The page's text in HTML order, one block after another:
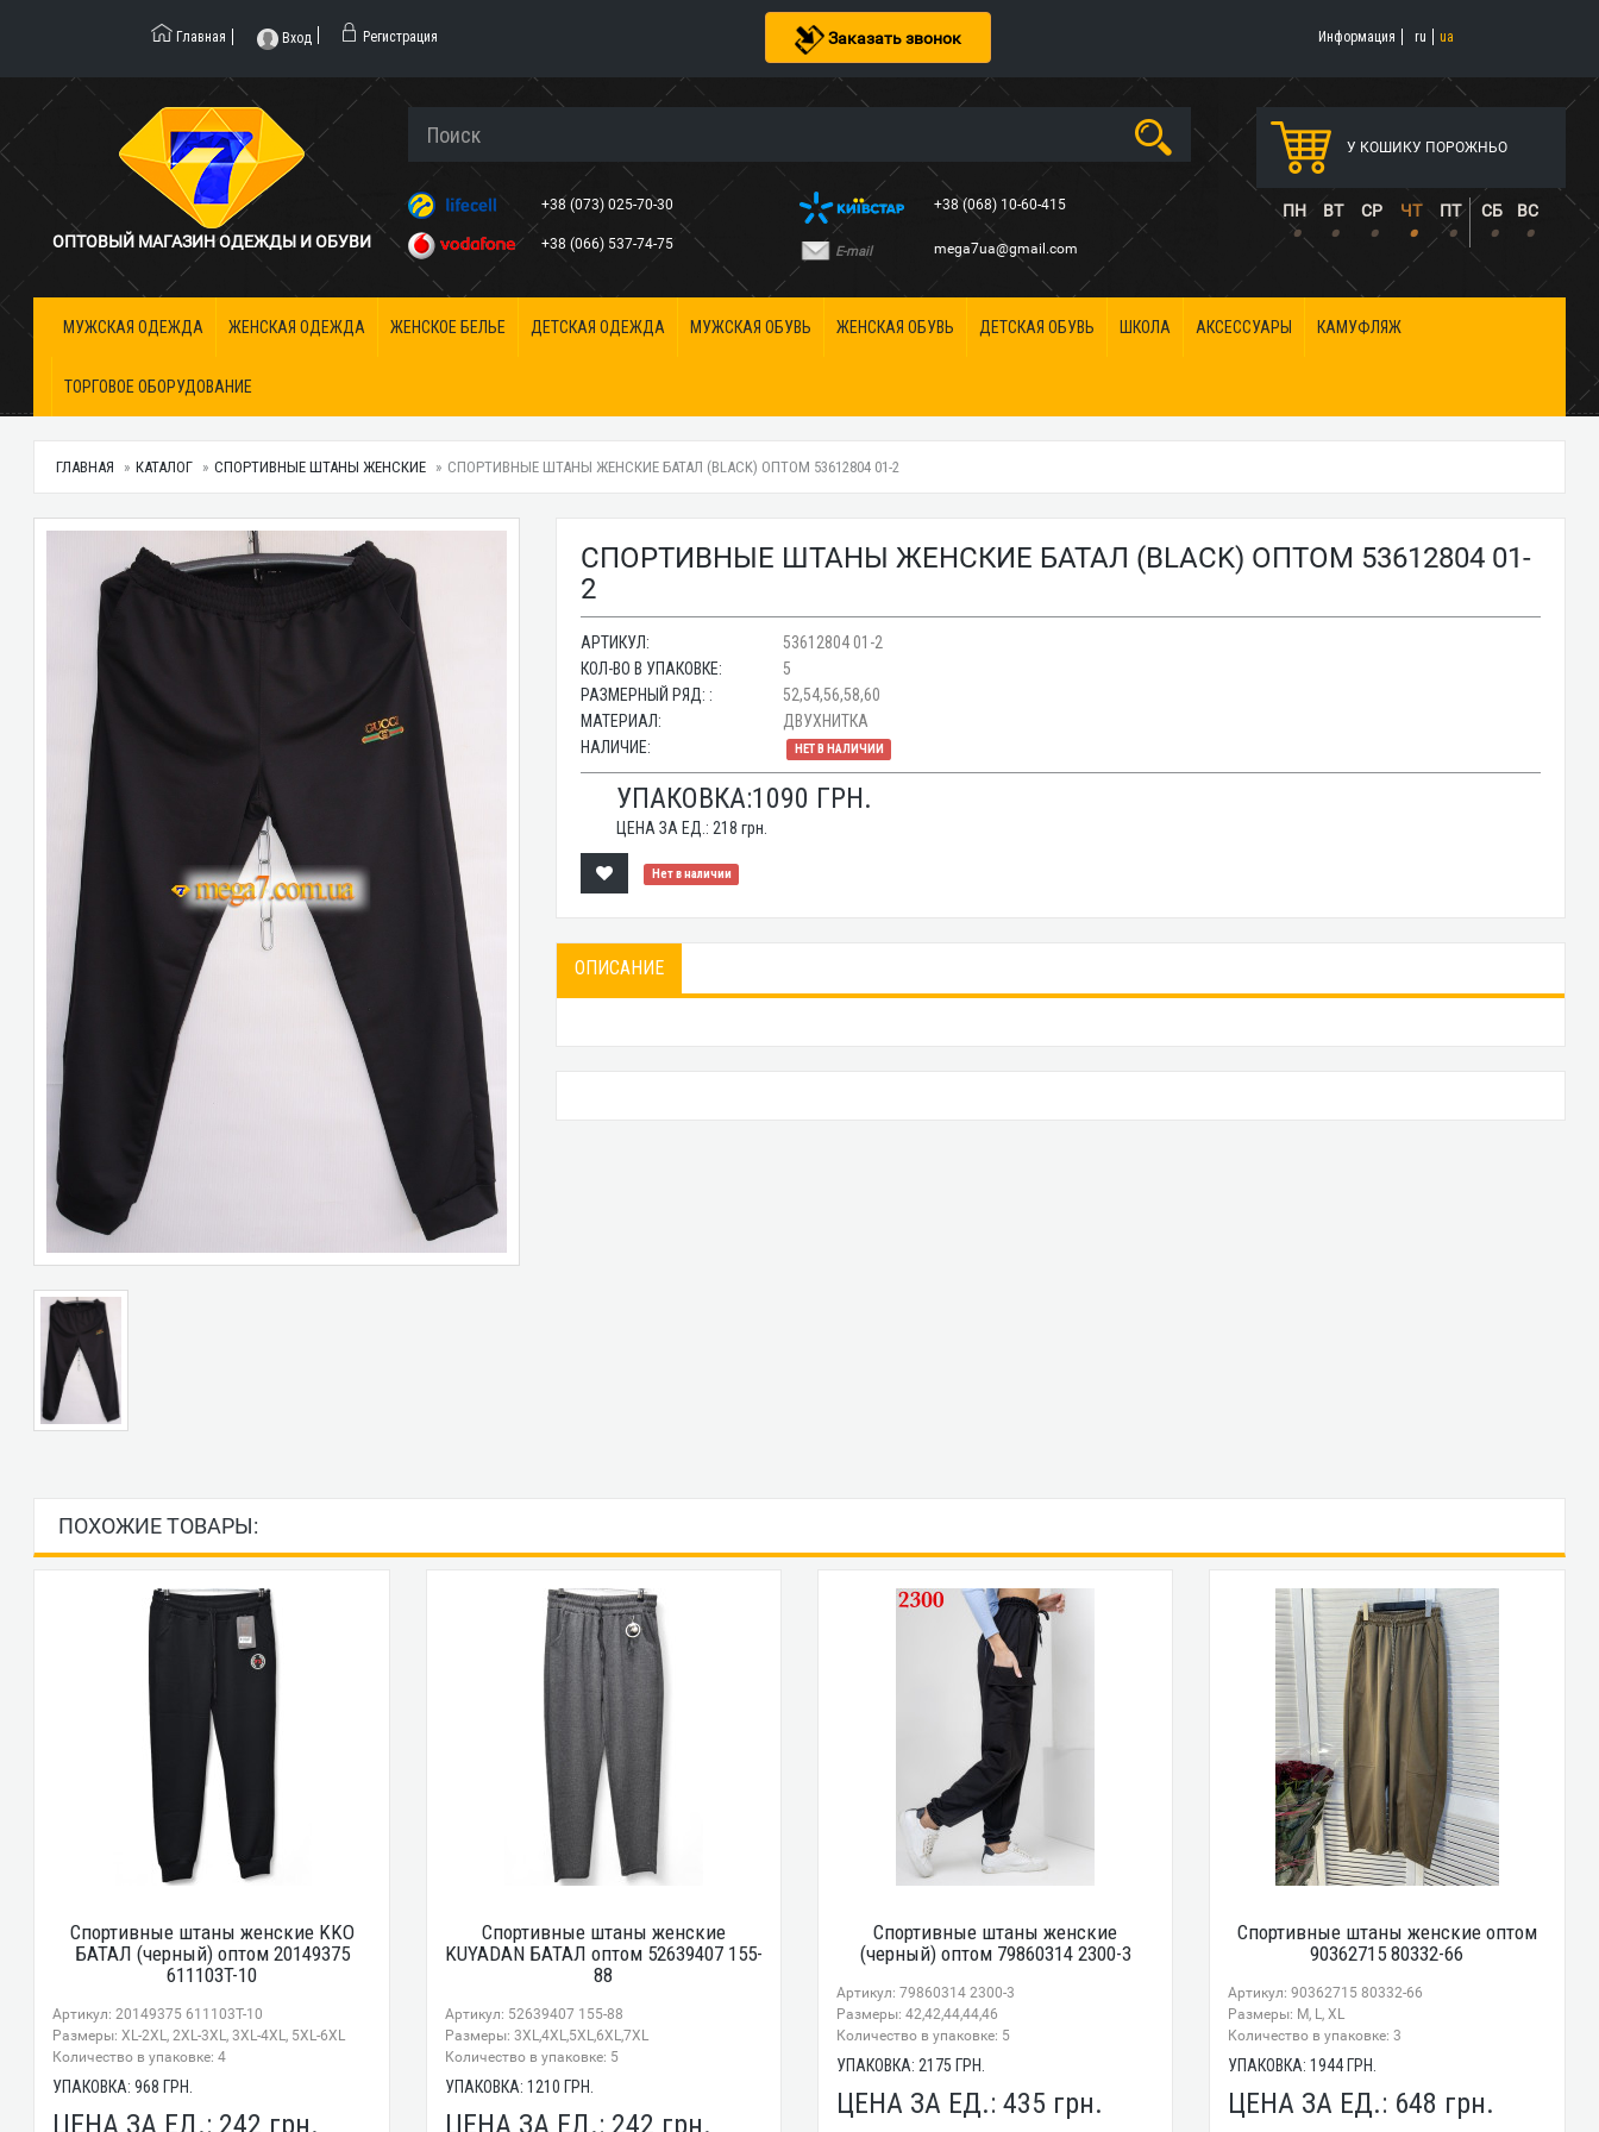
Заказать звонок
Главная Вход Регистрация Информация ru ua
ОПТОВЫЙ МАГАЗИН ОДЕЖДЫ И ОБУВИ
+38 (073) 025-70-30
+38 (066) 537-74-75
+38 (068) 10-60-415
E-mail mega7ua@gmail.com
У КОШИКУ ПОРОЖНЬО
ПН ВТ СР ЧТ ПТ СБ ВС
• • • • • • •
МУЖСКАЯ ОДЕЖДА ЖЕНСКАЯ ОДЕЖДА ЖЕНСКОЕ БЕЛЬЕ ДЕТСКАЯ ОДЕЖДА МУЖСКАЯ ОБУВЬ ЖЕНСКАЯ ОБУВЬ ДЕТСКАЯ ОБУВЬ ШКОЛА АКСЕССУАРЫ КАМУФЛЯЖ
ТОРГОВОЕ ОБОРУДОВАНИЕ
ГЛАВНАЯ КАТАЛОГ СПОРТИВНЫЕ ШТАНЫ ЖЕНСКИЕ СПОРТИВНЫЕ ШТАНЫ ЖЕНСКИЕ БАТАЛ (BLACK) ОПТОМ 53612804 01-2
СПОРТИВНЫЕ ШТАНЫ ЖЕНСКИЕ БАТАЛ (BLACK) ОПТОМ 53612804 01-
2
АРТИКУЛ:
53612804 01-2
КОЛ-ВО В УПАКОВКЕ:
5
РАЗМЕРНЫЙ РЯД: :
52,54,56,58,60
МАТЕРИАЛ:
ДВУХНИТКА
НАЛИЧИЕ:
НЕТ В НАЛИЧИИ
УПАКОВКА:1090 ГРН.
ЦЕНА ЗА ЕД.: 218 грн.
Нет в наличии
ОПИСАНИЕ
ПОХОЖИЕ ТОВАРЫ:
Спортивные штаны женские KKO
БАТАЛ (черный) оптом 20149375
611103T-10
Артикул: 20149375 611103T-10
Размеры: XL-2XL, 2XL-3XL, 3XL-4XL, 5XL-6XL
Количество в упаковке: 4
УПАКОВКА:968ГРН.
ЦЕНА ЗА ЕД.: 242 грн.
Спортивные штаны женские
KUYADAN БАТАЛ оптом 52639407 155-
88
Артикул: 52639407 155-88
Размеры: 3XL,4XL,5XL,6XL,7XL
Количество в упаковке: 5
УПАКОВКА: 1210 ГРН.
ЦЕНА ЗА ЕД.: 242 грн.
Спортивные штаны женские
(черный) оптом 79860314 2300-3
Артикул: 79860314 2300-3
Размеры: 42,42,44,44,46
Количество в упаковке: 5
УПАКОВКА: 2175 ГРН.
ЦЕНА ЗА ЕД.: 435 грн.
Спортивные штаны женские оптом
90362715 80332-66
Артикул: 90362715 80332-66
Размеры: М, L, XL
Количество в упаковке: 3
УПАКОВКА:1944ГРН.
ЦЕНА ЗА ЕД.: 648 грн.